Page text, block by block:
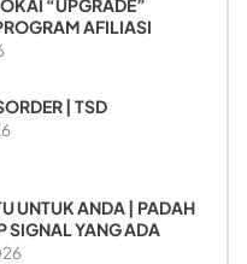
“UPGRADE”
AFILIASI
| TSD
UNTUK ANDA | PADAH
SIGNAL YANG ADA